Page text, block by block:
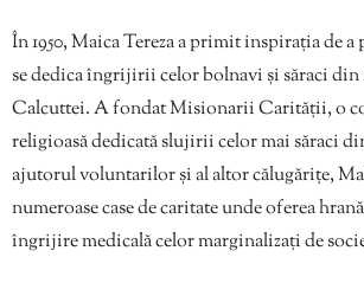
În 1950, Maica Tereza a primit inspirația de a
se dedica îngrijirii celor bolnavi și săraci din
Calcuttei. A fondat Misionarii Carității, o
religioasă dedicată slujirii celor mai săraci
ajutorul voluntarilor și al altor călugărițe,
numeroase case de caritate unde oferea
îngrijire medicală celor marginalizați de